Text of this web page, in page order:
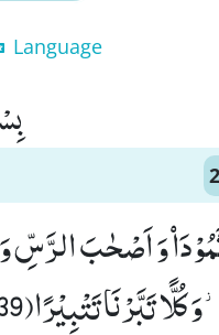
Language
تَبَّرْنَا تَتْبِیْرًا(39)